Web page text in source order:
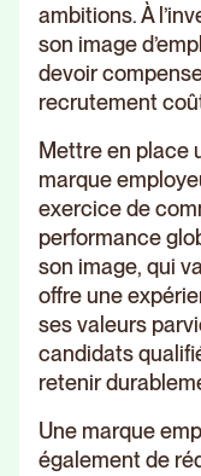
ambitions. À
son image
devoir
recrutement
Mettre en place
marque
exercice de
performance
son image, qui
offre une
ses valeurs
candidats
retenir
Une marque
également de